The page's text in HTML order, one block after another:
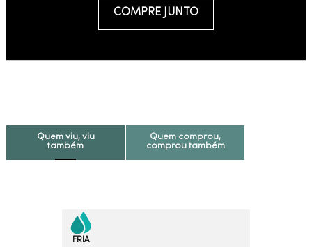
COMPRE JUNTO
Quem viu, viu
também
Quem comprou,
comprou também